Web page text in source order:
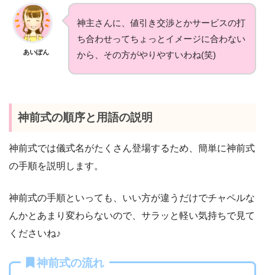
あいぽん
神主さんに、値引き交渉とかサービスの打
ち合わせってちょっとイメージに合わない
から、その方がやりやすいわね(笑)
神前式の順序と用語の説明
神前式では儀式名がたくさん登場するため、簡単に神前式
の手順を説明します。
神前式の手順といっても、いい方が違うだけでチャペルな
んかとあまり変わらないので、サラッと軽い気持ちで見て
くださいね♪
神前式の流れ